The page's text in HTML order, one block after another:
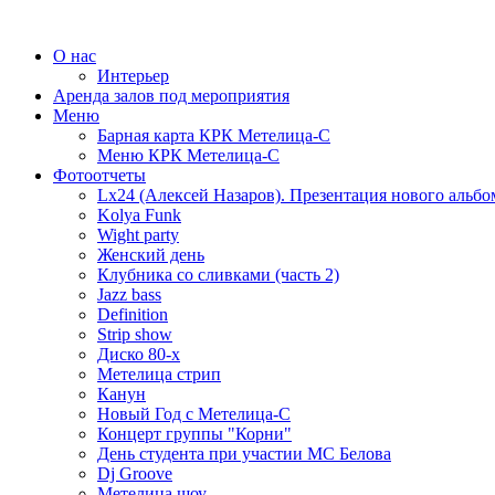
О нас
Интерьер
Аренда залов под мероприятия
Меню
Барная карта КРК Метелица-С
Меню КРК Метелица-С
Фотоотчеты
Lx24 (Алексей Назаров). Презентация нового
Kolya Funk
Wight party
Женский день
Клубника со сливками (часть 2)
Jazz bass
Definition
Strip show
Диско 80-х
Метелица стрип
Канун
Новый Год с Метелица-С
Концерт группы "Корни"
День студента при участии МС Белова
Dj Groove